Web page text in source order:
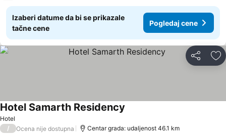
Izaberi datume da bi se prikazale
tačne cene
Pogledaj cene
Deli
Hotel
Hotel Samarth Residency
/ Ocena nije dostupna Centar grada: udaljenost 46.1 km